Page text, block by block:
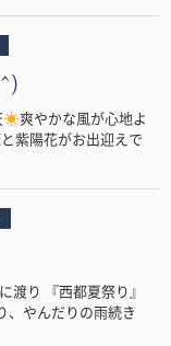
爽やかな風が心地よ
紫陽花がお出迎えで
渡り 『西都夏祭り』
、やんだりの雨続き